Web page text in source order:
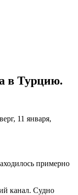
в Турцию.
11 января,
примерно
канал. Судно